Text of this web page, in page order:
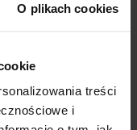
O plikach cookies
treści
i